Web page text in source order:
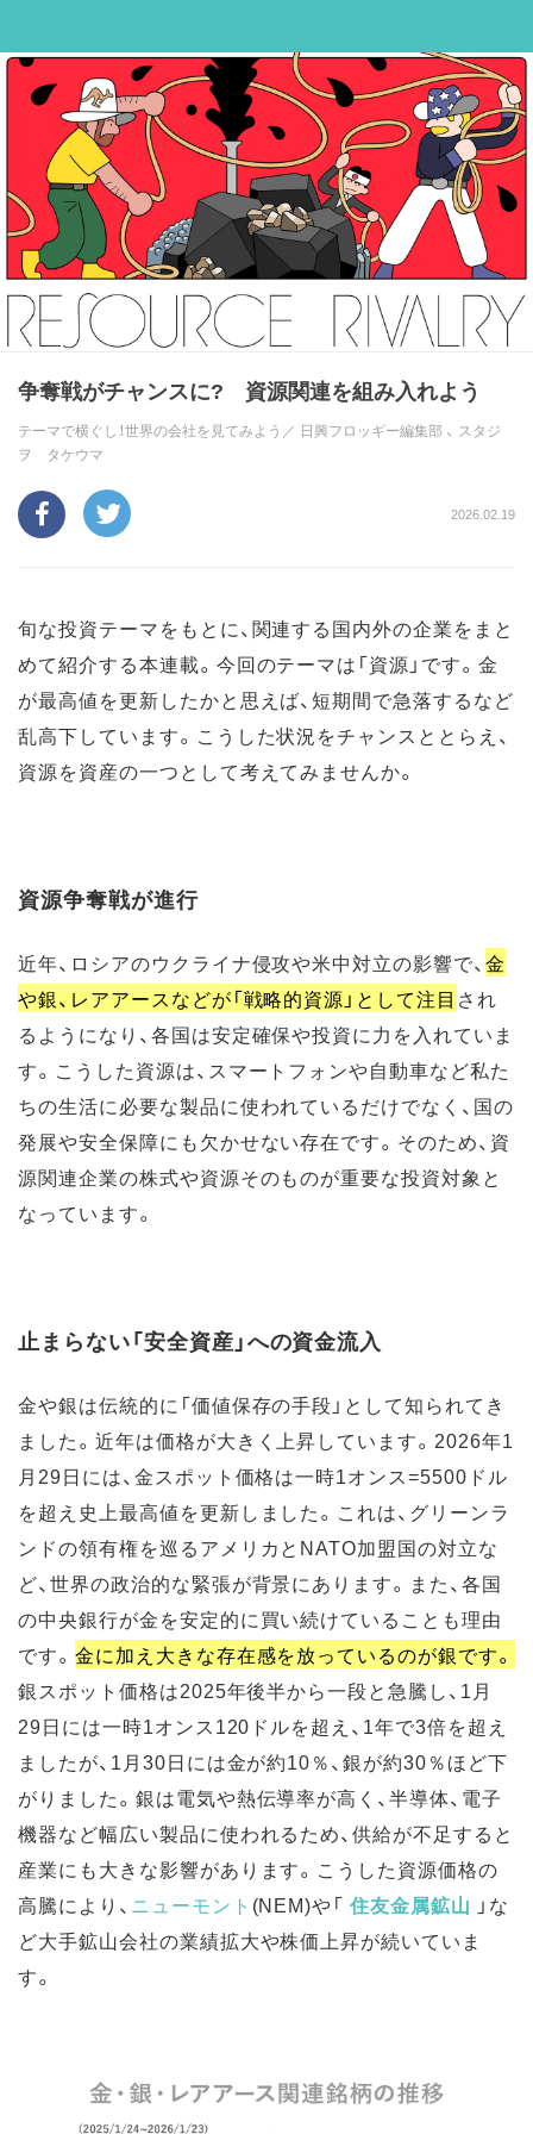
争奪戦がチャンスに? 資源関連を組み入れよう
テーマで横ぐし！世界の会社を見てみよう／ 日興フロッギー編集部 、 スタジ
ヲ タケウマ
2026.02.19
旬な投資テーマをもとに、関連する国内外の企業をまと
めて紹介する本連載。今回のテーマは「資源」です。金
が最高値を更新したかと思えば、短期間で急落するなど
乱高下しています。こうした状況をチャンスととらえ、
資源を資産の一つとして考えてみませんか。
資源争奪戦が進行
近年、ロシアのウクライナ侵攻や米中対立の影響で、金
や銀、レアアースなどが「戦略的資源」として注目 され
るようになり、各国は安定確保や投資に力を入れていま
す。こうした資源は、スマートフォンや自動車など私た
ちの生活に必要な製品に使われているだけでなく、国の
発展や安全保障にも欠かせない存在です。そのため、資
源関連企業の株式や資源そのものが重要な投資対象と
なっています。
止まらない「安全資産」への資金流入
金や銀は伝統的に「価値保存の手段」として知られてき
ました。近年は価格が大きく上昇しています。2026年1
月29日には、金スポット価格は一時1オンス=5500ドル
を超え史上最高値を更新しました。これは、グリーンラ
ンドの領有権を巡るアメリカとNATO加盟国の対立な
ど、世界の政治的な緊張が背景にあります。また、各国
の中央銀行が金を安定的に買い続けていることも理由
です。 金に加え大きな存在感を放っているのが銀です。
銀スポット価格は2025年後半から一段と急騰し、1月
29日には一時1オンス120ドルを超え、1年で3倍を超え
ましたが、1月30日には金が約10％、銀が約30％ほど下
がりました。銀は電気や熱伝導率が高く、半導体、電子
機器など幅広い製品に使われるため、供給が不足すると
産業にも大きな影響があります。こうした資源価格の
高騰により、 ニューモント (NEM)や「住友金属鉱山 」な
ど大手鉱山会社の業績拡大や株価上昇が続いていま
す。